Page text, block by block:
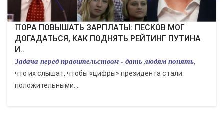
ПРОИСШЕСТВИЯ
ПОРА ПОВЫШАТЬ ЗАРПЛАТЫ: ПЕСКОВ МОГ
ДОГАДАТЬСЯ, КАК ПОДНЯТЬ РЕЙТИНГ ПУТИНА
И..
Задача перед правительством - дать людям понять,
что их слышат, чтобы «цифры» президента стали
положительными....